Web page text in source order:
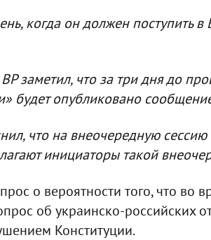
когда он должен поступить в
заметил, что за три дня до
будет опубликовано
что на внеочередную сессию
инициаторы такой
о вероятности того, что во
об украинско-российских
Конституции.